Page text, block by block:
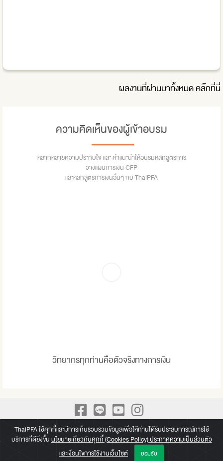
ผลงานที่ผ่านมาทั้งหมดคลิ๊กที่นี่
ความคิดเห็นของผู้เข้าอบรม
หลากหลายความประทับใจ และ คำแนะนำให้อบรมหลักสูตรการ
วางแผนการเงิน CFP
และหลักสูตรการเงินอื่นๆ กับ ThaiPFA
วิทยากรทุกท่านคือตัวจริงทางการเงิน
A Leading Academy for Practical Finance We build up Practical
knowledge beyond a paper of Certificate
Copyright © 2026 Thai Professional Finance Academy (ThaiPFA)
ThaiPFA ใช้คุกกี้และมีการเก็บรวบรวมข้อมูลเพื่อให้ท่านได้รับประสบการณ์การใช้
บริการที่ดียิ่งขึ้นนโยบายเกี่ยวกับคุกกี้ (Cookies Policy) ประกาศความเป็นส่วนตัว
และเงื่อนไขการใช้งานเว็บไซต์
ยอมรับ